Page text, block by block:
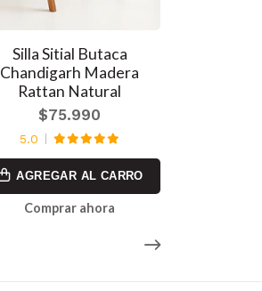
Silla Sitial Butaca
Chandigarh Madera
Rattan Natural
$75.990
5.0
AGREGAR AL CARRO
Comprar ahora